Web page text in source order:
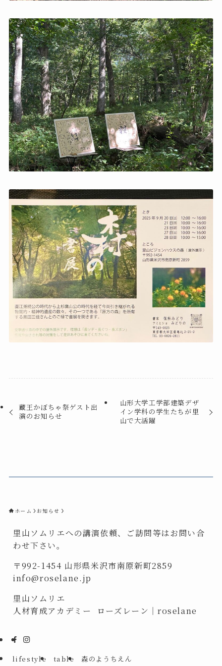
蔵王かぼちゃ祭ゲスト出
演のお知らせ
山形大学工学部建築デザ
イン学科の学生たちが里
山で大活躍
ホーム お知らせ
里山ソムリエへの講演依頼、ご訪問等はお問い合
わせ下さい。
〒992-1454 山形県米沢市南原新町2859
info@roselane.jp
里山ソムリエ
人材育成アカデミー ローズレーン｜roselane
lifestyle table 森のようちえん